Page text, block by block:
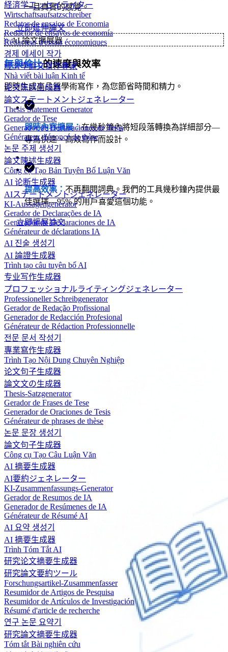
経済学エッセイライター
Wirtschaftsaufsatzschreiber
Redator de ensaios de Economia
Redactor de ensayos de economía
Rédacteur d'essais économiques
경제 에세이 작가
經濟學論文寫作專家
Nhà viết bài luận Kinh tế
论文陈述生成器
論文ステートメントジェネレーター
Thesis Statement Generator
Gerador de Tese
Generador de Declaraciones de Tesis
Générateur d'énoncé de thèse
논문 주제 생성기
論文陳述生成器
Công cụ Tạo Bản Tuyên Bố Luận Văn
AI 论断生成器
AIステートメントジェネレーター
KI-Aussagengenerator
Gerador de Declarações de IA
Generador de Declaraciones de IA
Générateur de déclarations IA
AI 진술 생성기
AI 論證生成器
Trình tạo câu tuyên bố AI
专业写作生成器
プロフェッショナルライティングジェネレーター
Professioneller Schreibgenerator
Gerador de Redação Profissional
Generador de Redacción Profesional
Générateur de Rédaction Professionnelle
전문 문서 작성기
專業寫作生成器
Trình Tạo Nội Dung Chuyên Nghiệp
论文句子生成器
論文文の生成器
Thesis-Satzgenerator
Gerador de Frases de Tese
Generador de Oraciones de Tesis
Générateur de phrases de thèse
논문 문장 생성기
論文句子生成器
Công cụ Tạo Câu Luận Văn
AI 摘要生成器
AI要約ジェネレーター
KI-Zusammenfassungs-Generator
Gerador de Resumos de IA
Generador de Resúmenes de IA
Générateur de Résumé AI
AI 요약 생성기
AI 摘要生成器
Trình Tóm Tắt AI
研究论文摘要生成器
研究論文要約ツール
Forschungsartikel-Zusammenfasser
Resumidor de Artigos de Pesquisa
Resumidor de Artículos de Investigación
Résumé d'article de recherche
연구 논문 요약기
研究論文摘要生成器
Tóm tắt Bài nghiên cứu
一且真實的感覺。
立即延伸論文
✨AI 論文擴展器
無與倫比的速度與效率
即時生成高品質學術寫作，為您節省時間和精力。
即時內容擴展：在幾秒鐘內將短段落轉換為詳細部分—
專為快速、高效寫作而設計。
提高效率：不再翻閱詞典。我們的工具幾秒鐘內提供最
佳選擇—95% 的用戶喜愛這個功能。
立即擴展論文